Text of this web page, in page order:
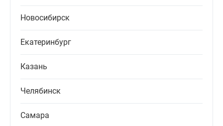
Новосибирск
Екатеринбург
Казань
Челябинск
Самара